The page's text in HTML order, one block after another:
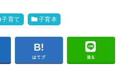
子育て 子育本
はてブ 送る